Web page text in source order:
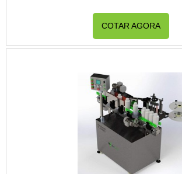
exemplo, é utilizada na
amendoim, farinha de amendoim,
Servindo para o processo de
COTAR AGORA